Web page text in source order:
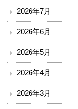
職員研修会
病院機能評価
広報誌『そよ風
2026年7月
2026年6月
2026年5月
2026年4月
2026年3月